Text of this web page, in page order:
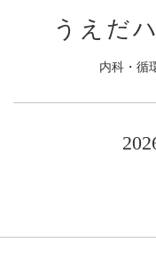
うえだ
内科・循